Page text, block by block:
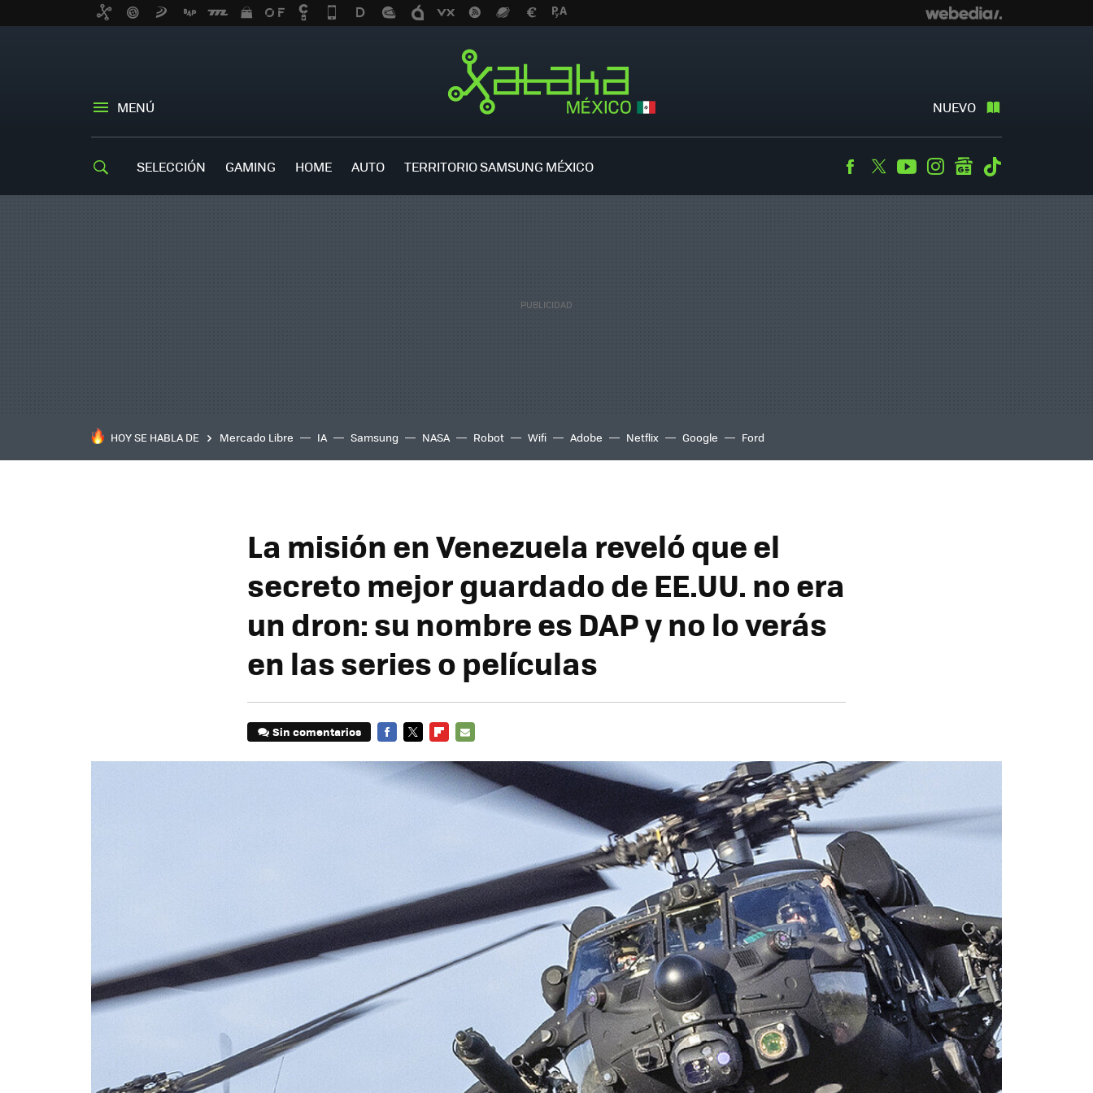
MENÚ NUEVO
SELECCIÓN GAMING HOME AUTO TERRITORIO SAMSUNG MÉXICO Facebook
TwitterYoutubeInstagramgooglenews
HOY SE HABLA DE Mercado Libre IA Samsung NASA Robot Wifi Adobe Netflix Google Ford
La misión en Venezuela reveló que el
secreto mejor guardado de EE.UU. no era
un dron: su nombre es DAP y no lo verás
en las series o películas
Sin comentarios
MAIL